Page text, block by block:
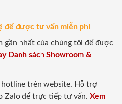
để được tư vấn miễn phí
gần nhất của chúng tôi để được
Danh sách Showroom &
trên website. Hỗ trợ
Zalo để trực tiếp tư vấn. Xem